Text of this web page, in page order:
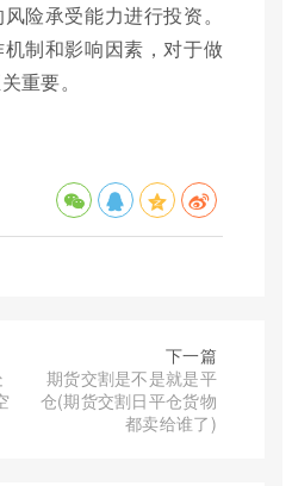
险承受能力进行投资。
制和影响因素，对于做
重要。
下一篇
期货交割是不是就是平
仓(期货交割日平仓货物
都卖给谁了)